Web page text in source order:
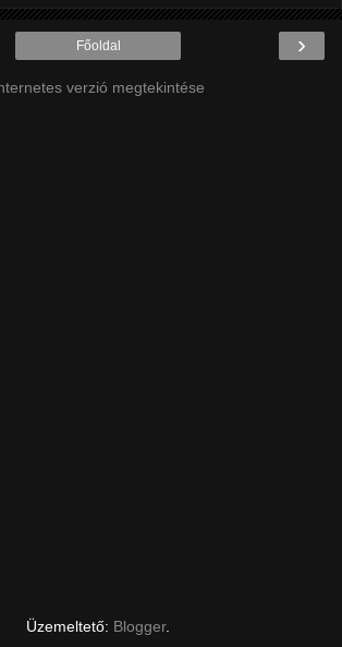
›
Főoldal
verzió megtekintése
Üzemeltető: Blogger.